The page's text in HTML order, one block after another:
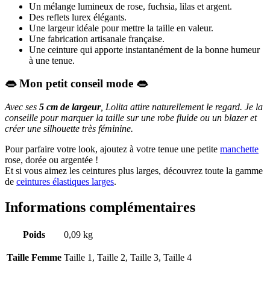
Un mélange lumineux de rose, fuchsia, lilas et argent.
Des reflets lurex élégants.
Une largeur idéale pour mettre la taille en valeur.
Une fabrication artisanale française.
Une ceinture qui apporte instantanément de la bonne humeur
à une tenue.
👄 Mon petit conseil mode 👄
Avec ses 5 cm de largeur, Lolita attire naturellement le regard. Je la
conseille pour marquer la taille sur une robe fluide ou un blazer et
créer une silhouette très féminine.
Pour parfaire votre look, ajoutez à votre tenue une petite manchette
rose, dorée ou argentée !
Et si vous aimez les ceintures plus larges, découvrez toute la gamme
de ceintures élastiques larges.
Informations complémentaires
Poids 0,09 kg
Taille Femme Taille 1, Taille 2, Taille 3, Taille 4